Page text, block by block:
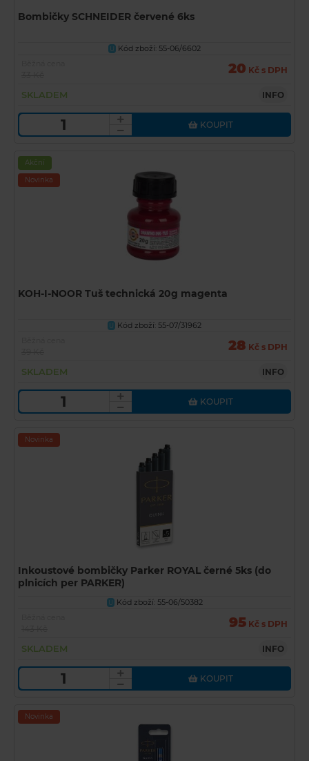
Bombičky SCHNEIDER červené 6ks
U
Kód zboží: 55-06/6602
20 Kč s DPH
SKLADEM INFO
KOUPIT
Akční
Novinka
KOH-I-NOOR Tuš technická 20g magenta
U
Kód zboží: 55-07/31962
28 Kč s DPH
SKLADEM INFO
KOUPIT
Novinka
Inkoustové bombičky Parker ROYAL černé 5ks (do
plnicích per PARKER)
U Kód zboží: 55-06/50382
95 Kč s DPH
SKLADEM INFO
KOUPIT
Novinka